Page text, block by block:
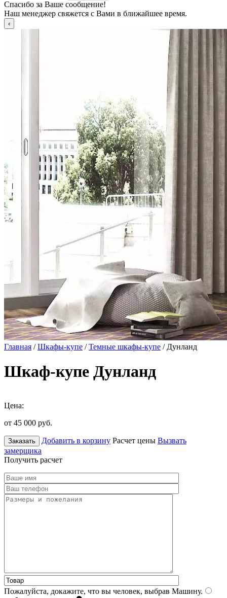
Спасибо за Ваше сообщение!
Наш менеджер свяжется с Вами в ближайшее время.
Главная /Шкафы-купе /Темные шкафы-купе / Дунланд
Шкаф-купе Дунланд
Цена:
от 45 000 руб.
Заказать Добавить в корзину Расчет цены Вызвать
замерщика
Получить расчет
Пожалуйста, докажите, что вы человек, выбрав Машину.